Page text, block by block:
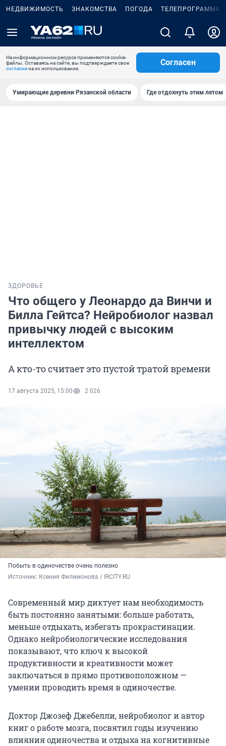
НЕДВИЖИМОСТЬ ЗНАКОМСТВА ПОГОДА ТЕЛЕПРОГРАММА
На информационном ресурсе применяются cookie-
файлы. Оставаясь на сайте, вы подтверждаете свое
согласиена их использование.
Согласен
Умирающие деревни Рязанской области Где отдохнуть этим летом
ЗДОРОВЬЕ
Что общего у Леонардо да Винчи и
Билла Гейтса? Нейробиолог назвал
привычку людей с высоким
интеллектом
А кто-то считает это пустой тратой времени
17 августа 2025, 15:00 2 026
Побыть в одиночестве очень полезно
Источник: Ксения Филимонова / IRCITY.RU
Современный мир диктует нам необходимость
быть постоянно занятыми: больше работать,
меньше отдыхать, избегать прокрастинации.
Однако нейробиологические исследования
показывают, что ключ к высокой
продуктивности и креативности может
заключаться в прямо противоположном —
умении проводить время в одиночестве.
Доктор Джозеф Джебелли, нейробиолог и автор
книг о работе мозга, посвятил годы изучению
влияния одиночества и отдыха на когнитивные